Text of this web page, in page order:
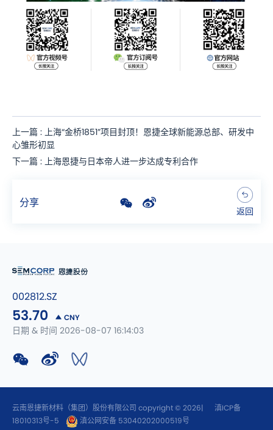
上一篇 : 上海“金桥1851”项目封顶！恩捷全球新能源总部、研发中
心雏形初显
下一篇 : 上海恩捷与日本帝人进一步达成专利合作
分享
返回
002812.SZ
53.70 CNY
日期 & 时间 2026-08-07 16:14:03
云南恩捷新材料（集团）股份有限公司 copyright © 2026|
滇ICP备
18010313号-5
滇公网安备 53040202000519号